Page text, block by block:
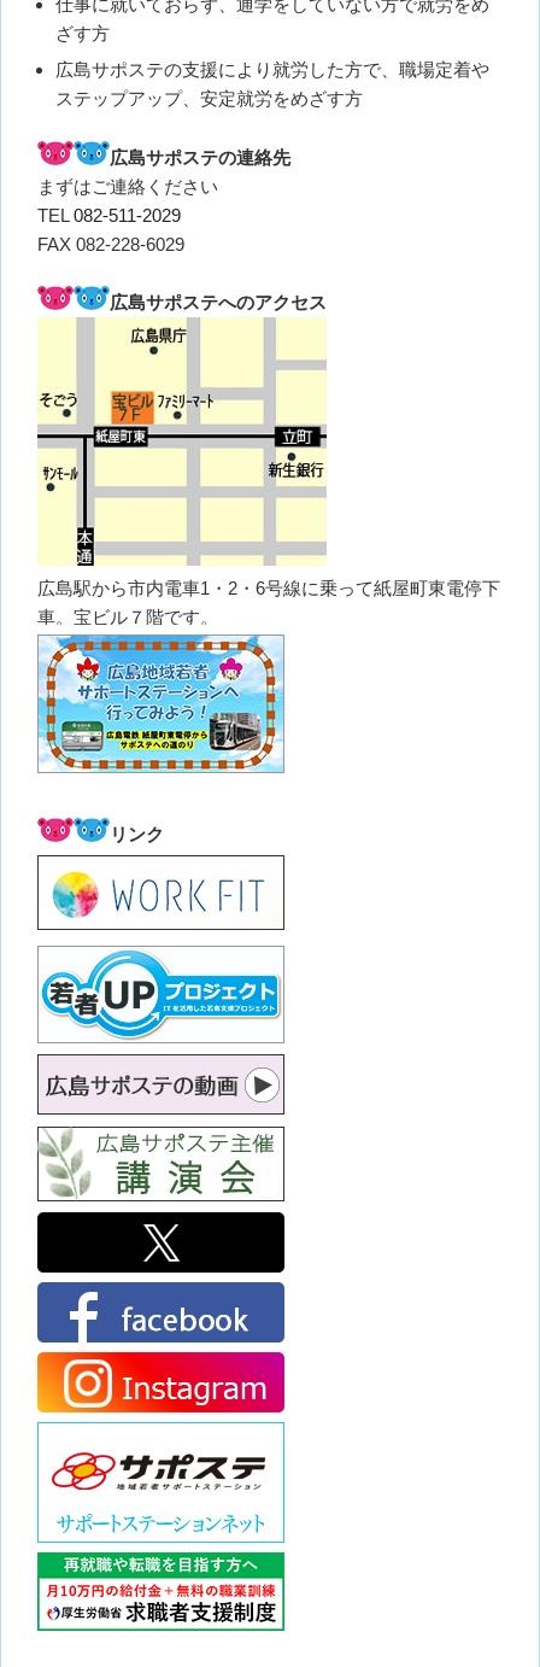
ざす方
広島サポステの支援により就労した方で、職場定着や
ステップアップ、安定就労をめざす方
広島サポステの連絡先
まずはご連絡ください
TEL082-511-2029
FAX 082-228-6029
広島サポステへのアクセス
広島駅から市内電車1・2・6号線に乗って紙屋町東電停下
車。宝ビル７階です。
リンク